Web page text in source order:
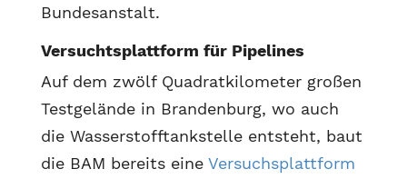
Bundesanstalt.
Versuchtsplattform für Pipelines
Auf dem zwölf Quadratkilometer großen
Testgelände in Brandenburg, wo auch
die Wasserstofftankstelle entsteht, baut
die BAM bereits eine Versuchsplattform